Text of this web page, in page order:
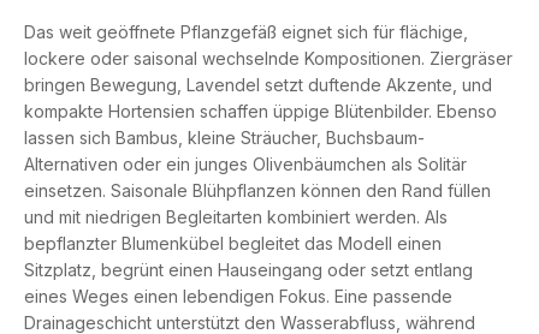
Das weit geöffnete Pflanzgefäß eignet sich für flächige,
lockere oder saisonal wechselnde Kompositionen. Ziergräser
bringen Bewegung, Lavendel setzt duftende Akzente, und
kompakte Hortensien schaffen üppige Blütenbilder. Ebenso
lassen sich Bambus, kleine Sträucher, Buchsbaum-
Alternativen oder ein junges Olivenbäumchen als Solitär
einsetzen. Saisonale Blühpflanzen können den Rand füllen
und mit niedrigen Begleitarten kombiniert werden. Als
bepflanzter Blumenkübel begleitet das Modell einen
Sitzplatz, begrünt einen Hauseingang oder setzt entlang
eines Weges einen lebendigen Fokus. Eine passende
Drainageschicht unterstützt den Wasserabfluss, während